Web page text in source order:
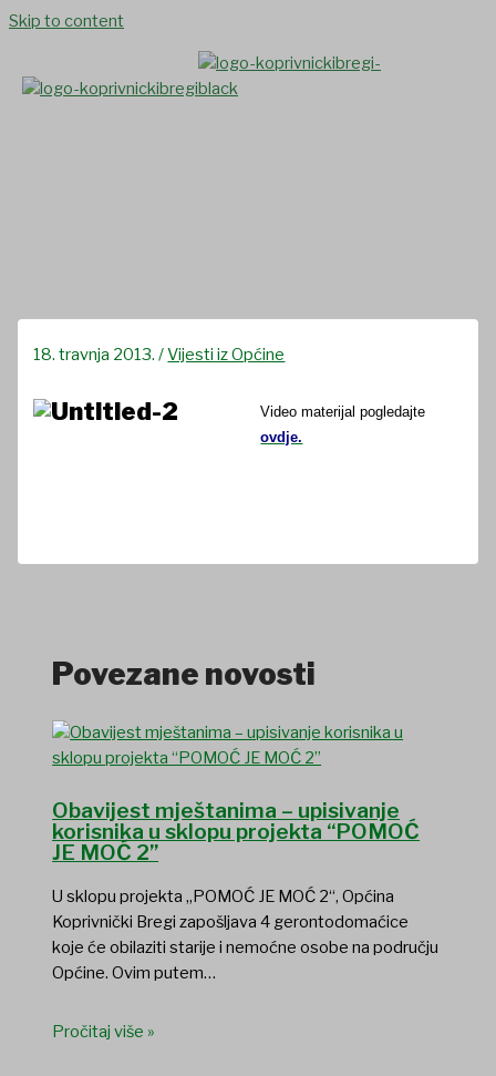
Skip to content
18. travnja 2013./Vijesti iz Općine
Video materijal pogledajte
ovdje.
Povezane novosti
Obavijest mještanima – upisivanje
korisnika u sklopu projekta “POMOĆ
JE MOĆ 2”
U sklopu projekta „POMOĆ JE MOĆ 2“, Općina
Koprivnički Bregi zapošljava 4 gerontodomaćice
koje će obilaziti starije i nemoćne osobe na području
Općine. Ovim putem…
Pročitaj više »